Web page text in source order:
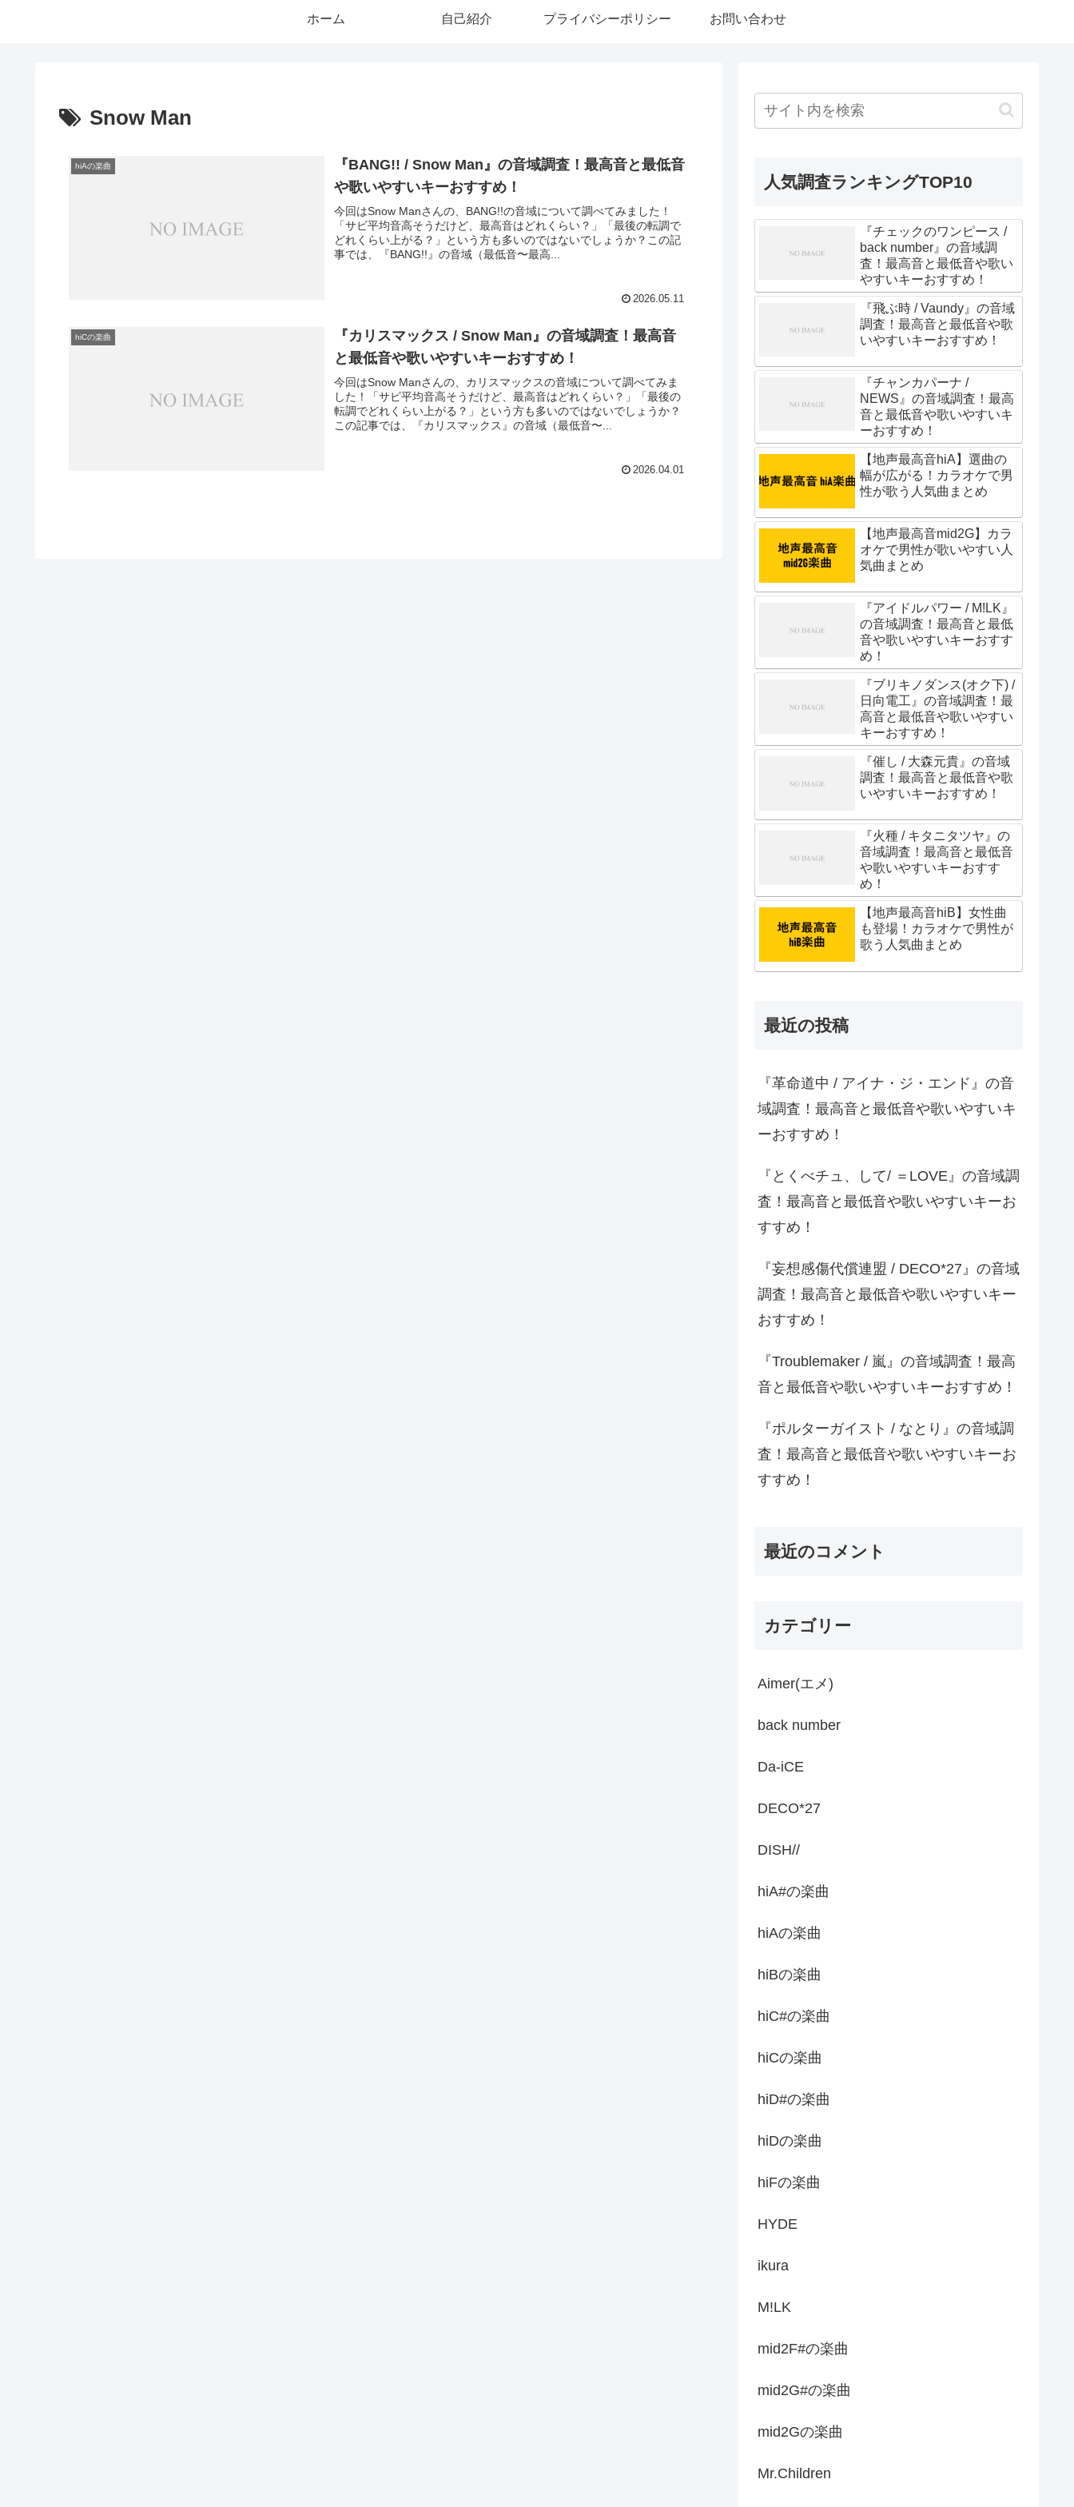
ホーム 自己紹介 プライバシーポリシー お問い合わせ
Snow Man
hiAの楽曲
『BANG!! / Snow Man』の音域調査！最高音と最低音
や歌いやすいキーおすすめ！
今回はSnow Manさんの、BANG!!の音域について調べてみました！
「サビ平均音高そうだけど、最高音はどれくらい？」「最後の転調で
どれくらい上がる？」という方も多いのではないでしょうか？この記
事では、『BANG!!』の音域（最低音〜最高...
2026.05.11
hiCの楽曲
『カリスマックス / Snow Man』の音域調査！最高音
と最低音や歌いやすいキーおすすめ！
今回はSnow Manさんの、カリスマックスの音域について調べてみま
した！「サビ平均音高そうだけど、最高音はどれくらい？」「最後の
転調でどれくらい上がる？」という方も多いのではないでしょうか？
この記事では、『カリスマックス』の音域（最低音〜...
2026.04.01
人気調査ランキングTOP10
『チェックのワンピース /
back number』の音域調
査！最高音と最低音や歌い
やすいキーおすすめ！
『飛ぶ時 / Vaundy』の音域
調査！最高音と最低音や歌
いやすいキーおすすめ！
『チャンカパーナ /
NEWS』の音域調査！最高
音と最低音や歌いやすいキ
ーおすすめ！
【地声最高音hiA】選曲の
幅が広がる！カラオケで男
性が歌う人気曲まとめ
【地声最高音mid2G】カラ
オケで男性が歌いやすい人
気曲まとめ
『アイドルパワー / M!LK』
の音域調査！最高音と最低
音や歌いやすいキーおすす
め！
『ブリキノダンス(オク下) /
日向電工』の音域調査！最
高音と最低音や歌いやすい
キーおすすめ！
『催し / 大森元貴』の音域
調査！最高音と最低音や歌
いやすいキーおすすめ！
『火種 / キタニタツヤ』の
音域調査！最高音と最低音
や歌いやすいキーおすす
め！
【地声最高音hiB】女性曲
も登場！カラオケで男性が
歌う人気曲まとめ
最近の投稿
『革命道中 / アイナ・ジ・エンド』の音
域調査！最高音と最低音や歌いやすいキ
ーおすすめ！
『とくべチュ、して/ ＝LOVE』の音域調
査！最高音と最低音や歌いやすいキーお
すすめ！
『妄想感傷代償連盟 / DECO*27』の音域
調査！最高音と最低音や歌いやすいキー
おすすめ！
『Troublemaker / 嵐』の音域調査！最高
音と最低音や歌いやすいキーおすすめ！
『ポルターガイスト / なとり』の音域調
査！最高音と最低音や歌いやすいキーお
すすめ！
最近のコメント
カテゴリー
Aimer(エメ)
back number
Da-iCE
DECO*27
DISH//
hiA#の楽曲
hiAの楽曲
hiBの楽曲
hiC#の楽曲
hiCの楽曲
hiD#の楽曲
hiDの楽曲
hiFの楽曲
HYDE
ikura
M!LK
mid2F#の楽曲
mid2G#の楽曲
mid2Gの楽曲
Mr.Children